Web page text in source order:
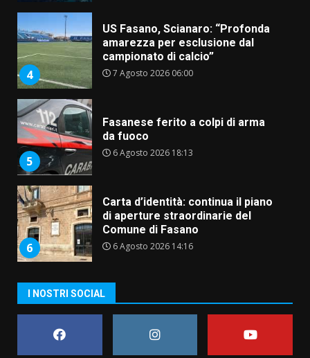
4
US Fasano, Scianaro: “Profonda
amarezza per esclusione dal
campionato di calcio”
7 Agosto 2026 06:00
5
Fasanese ferito a colpi di arma
da fuoco
6 Agosto 2026 18:13
6
Carta d’identità: continua il piano
di aperture straordinarie del
Comune di Fasano
6 Agosto 2026 14:16
Grazia Neglia, coordinatrice
cittadina di Fratelli d’Italia,
6 Agosto 2026 08:00
I NOSTRI SOCIAL